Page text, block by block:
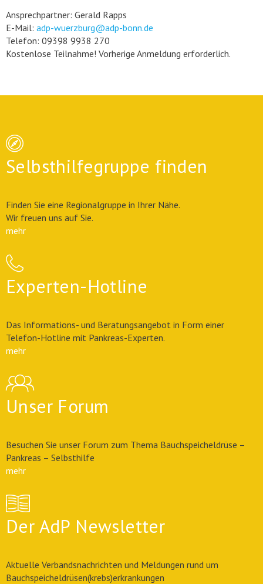
Ansprechpartner: Gerald Rapps
E-Mail: adp-wuerzburg@adp-bonn.de
Telefon: 09398 9938 270
Kostenlose Teilnahme! Vorherige Anmeldung erforderlich.
Selbsthilfegruppe finden
Finden Sie eine Regionalgruppe in Ihrer Nähe.
Wir freuen uns auf Sie.
mehr
Experten-Hotline
Das Informations- und Beratungsangebot in Form einer
Telefon-Hotline mit Pankreas-Experten.
mehr
Unser Forum
Besuchen Sie unser Forum zum Thema Bauchspeicheldrüse –
Pankreas – Selbsthilfe
mehr
Der AdP Newsletter
Aktuelle Verbandsnachrichten und Meldungen rund um
Bauchspeicheldrüsen(krebs)erkrankungen